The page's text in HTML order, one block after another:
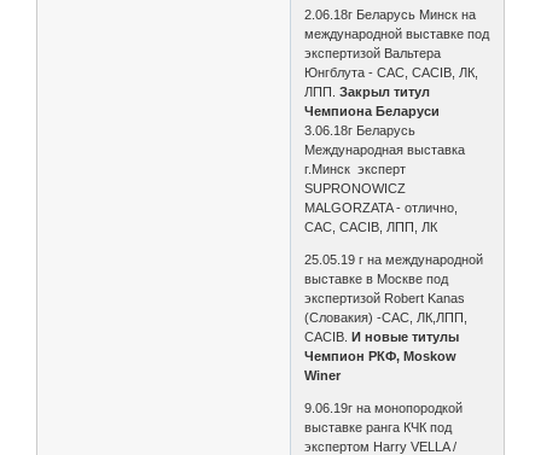
2.06.18г Беларусь Минск на
международной выставке под
экспертизой Вальтера
Юнгблута - САС, CACIB, ЛК,
ЛПП. Закрыл титул
Чемпиона Беларуси
3.06.18г Беларусь
Международная выставка
г.Минск эксперт
SUPRONOWICZ
MALGORZATA - отлично,
САС, CACIB, ЛПП, ЛК
25.05.19 г на международной
выставке в Москве под
экспертизой Robert Kanas
(Словакия) -САС, ЛК,ЛПП,
CACIB.И новые титулы
Чемпион РКФ, Moskow
Winer
9.06.19г на монопородкой
выставке ранга КЧК под
экспертом Harry VELLA /